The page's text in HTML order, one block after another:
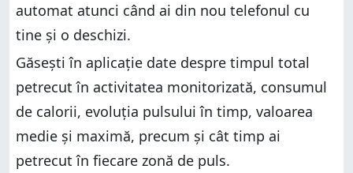
automat atunci când ai din nou telefonul cu
tine și o deschizi.
Găsești în aplicație date despre timpul total
petrecut în activitatea monitorizată, consumul
de calorii, evoluția pulsului în timp, valoarea
medie și maximă, precum și cât timp ai
petrecut în fiecare zonă de puls.